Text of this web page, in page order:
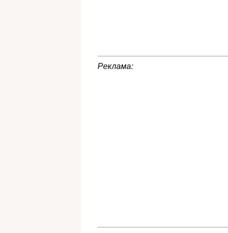
Реклама: